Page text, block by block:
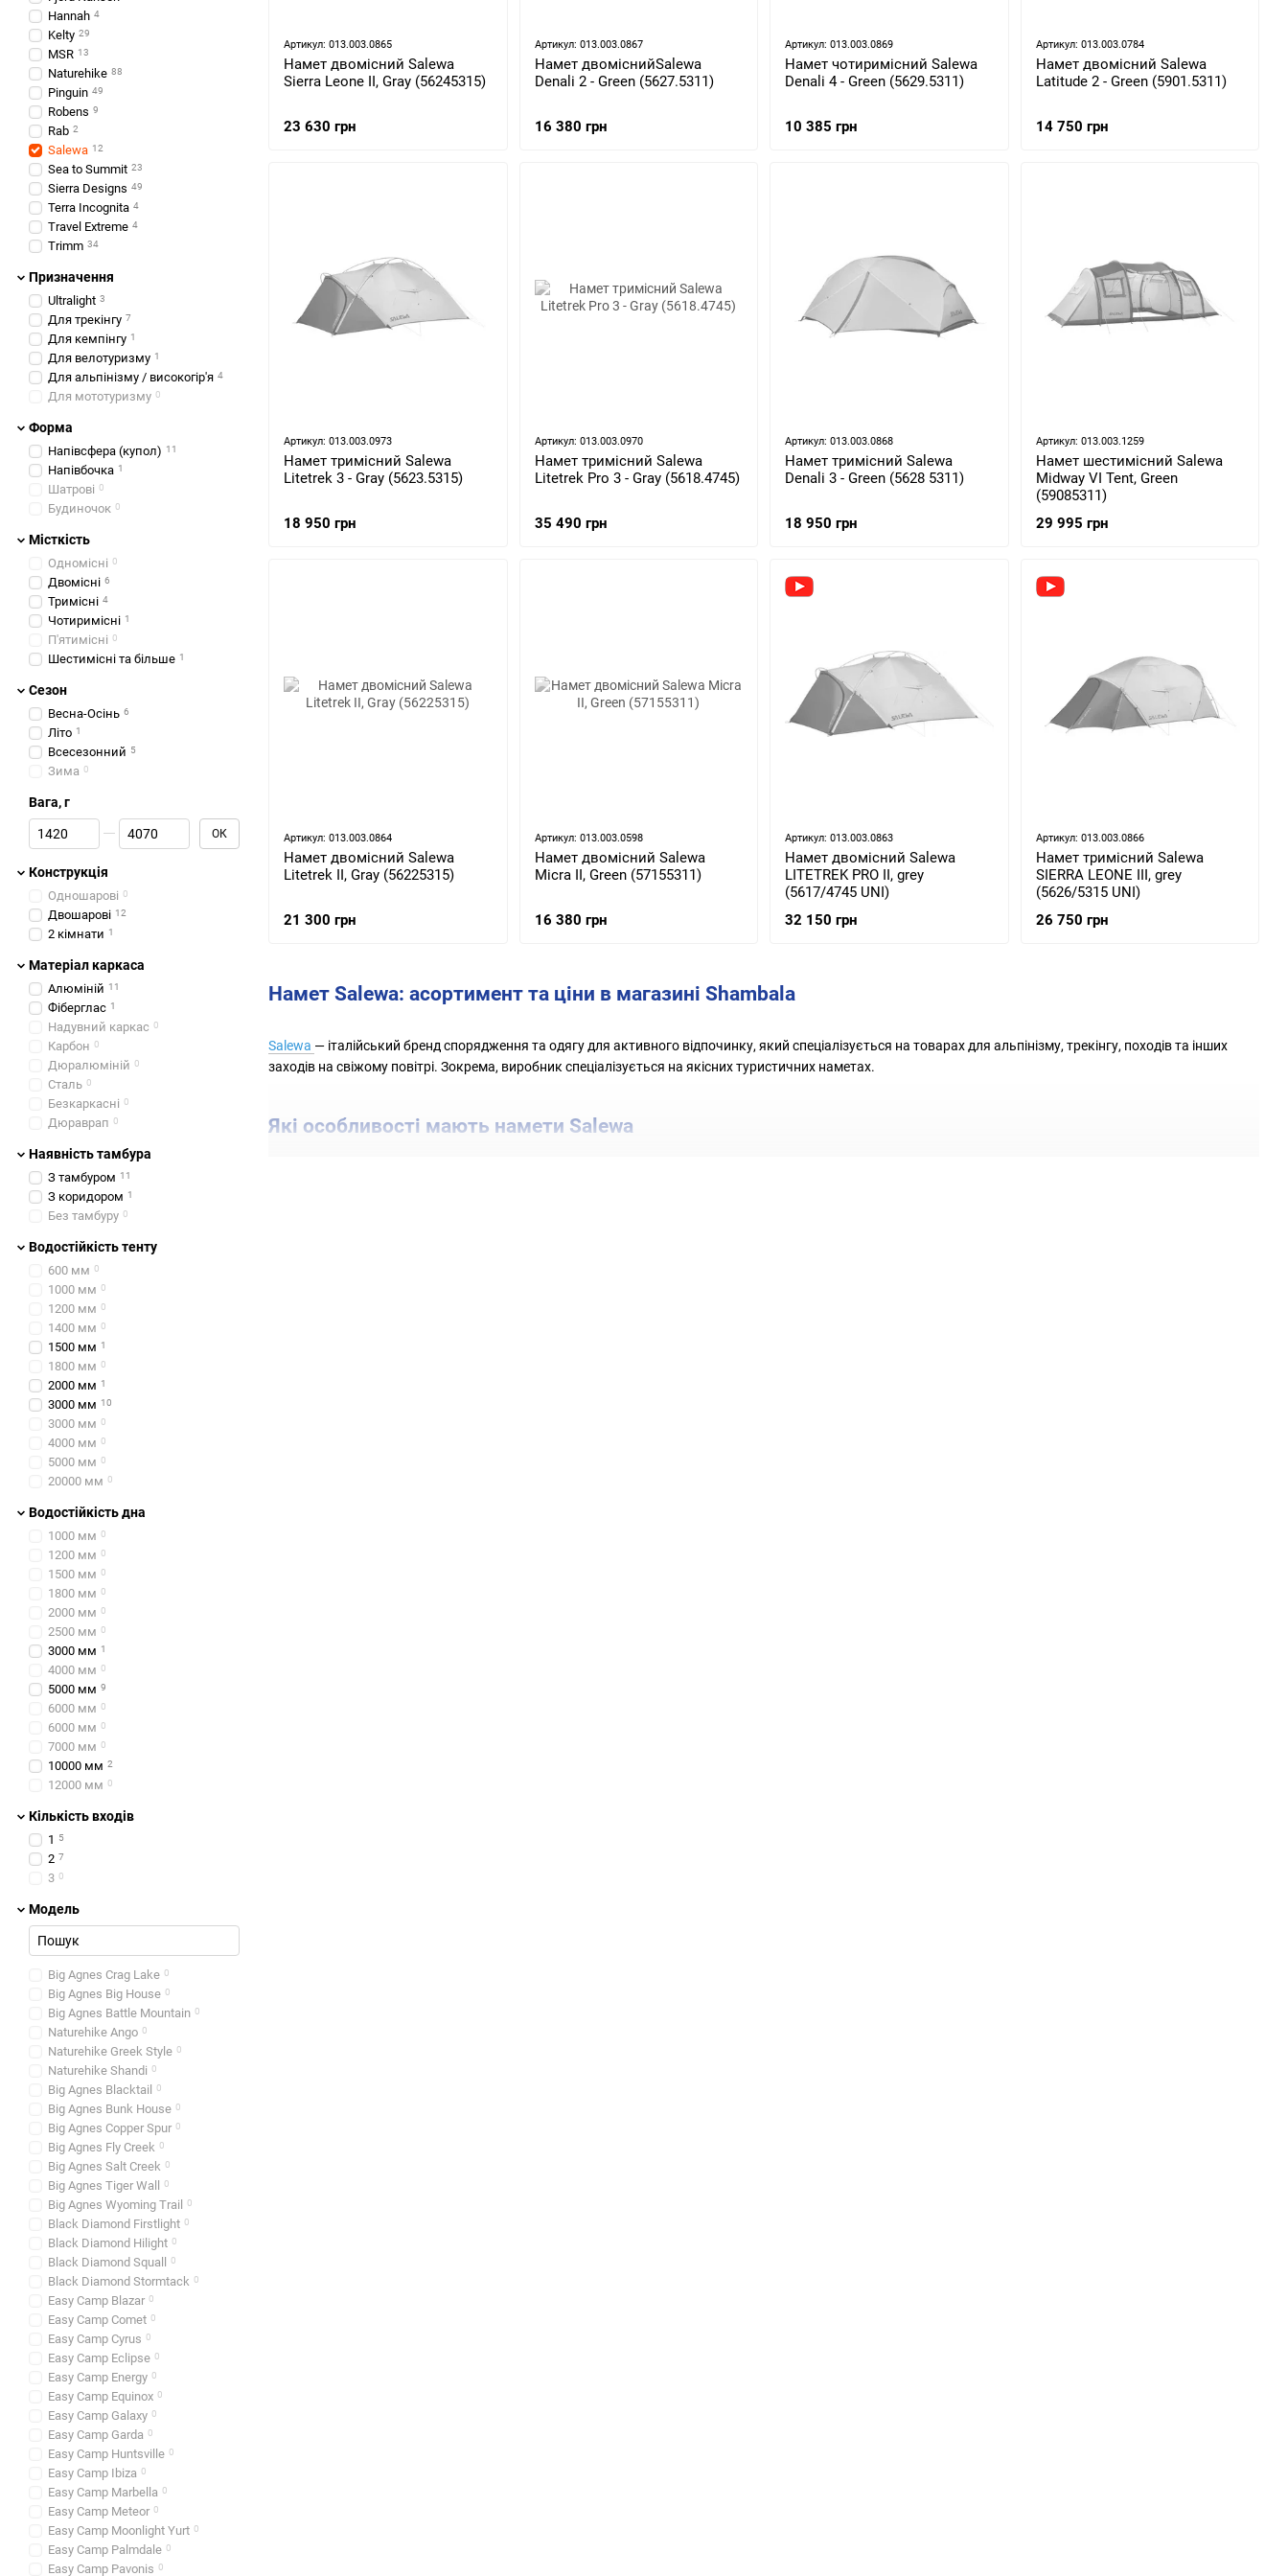
Намет Salewa: асортимент та ціни в магазині Shambala
Salewa — італійський бренд спорядження та одягу для активного відпочинку, який спеціалізується на товарах для альпінізму, трекінгу, походів та інших
заходів на свіжому повітрі. Зокрема, виробник спеціалізується на якісних туристичних наметах.
Які особливості мають намети Salewa
Артикул: 013.003.0865
Намет двомісний Salewa
Sierra Leone II, Gray (56245315)
23 630 грн
Артикул: 013.003.0867
Намет двоміснийSalewa
Denali 2 - Green (5627.5311)
16 380 грн
Артикул: 013.003.0869
Намет чотиримісний Salewa
Denali 4 - Green (5629.5311)
10 385 грн
Артикул: 013.003.0784
Намет двомісний Salewa
Latitude 2 - Green (5901.5311)
14 750 грн
Артикул: 013.003.0973
Намет тримісний Salewa
Litetrek 3 - Gray (5623.5315)
18 950 грн
Артикул: 013.003.0970
Намет тримісний Salewa
Litetrek Pro 3 - Gray (5618.4745)
35 490 грн
Артикул: 013.003.0868
Намет тримісний Salewa
Denali 3 - Green (5628 5311)
18 950 грн
Артикул: 013.003.1259
Намет шестимісний Salewa
Midway VI Tent, Green
(59085311)
29 995 грн
Артикул: 013.003.0864
Намет двомісний Salewa
Litetrek II, Gray (56225315)
21 300 грн
Артикул: 013.003.0598
Намет двомісний Salewa
Micra II, Green (57155311)
16 380 грн
Артикул: 013.003.0863
Намет двомісний Salewa
LITETREK PRO II, grey
(5617/4745 UNI)
32 150 грн
Артикул: 013.003.0866
Намет тримісний Salewa
SIERRA LEONE III, grey
(5626/5315 UNI)
26 750 грн
Hannah 4
Kelty 29
MSR 13
Naturehike 88
Pinguin 49
Robens 9
Rab 2
Salewa 12
Sea to Summit 23
Sierra Designs 49
Terra Incognita 4
Travel Extreme 4
Trimm 34
Призначення
Ultralight 3
Для трекінгу 7
Для кемпінгу 1
Для велотуризму 1
Для альпінізму / високогір'я 4
Для мототуризму 0
Форма
Напівсфера (купол) 11
Напівбочка 1
Шатрові 0
Будиночок 0
Місткість
Одномісні 0
Двомісні 6
Тримісні 4
Чотиримісні 1
П'ятимісні 0
Шестимісні та більше 1
Сезон
Весна-Осінь 6
Літо 1
Всесезонний 5
Зима 0
Вага, г
Від Вага, г
До Вага, г ОК
Конструкція
Одношарові 0
Двошарові 12
2 кімнати 1
Матеріал каркаса
Алюміній 11
Фіберглас 1
Надувний каркас 0
Карбон 0
Дюралюміній 0
Сталь 0
Безкаркасні 0
Дюраврап 0
Наявність тамбура
З тамбуром 11
З коридором 1
Без тамбуру 0
Водостійкість тенту
600 мм 0
1000 мм 0
1200 мм 0
1400 мм 0
1500 мм 1
1800 мм 0
2000 мм 1
3000 мм 10
3000 мм 0
4000 мм 0
5000 мм 0
20000 мм 0
Водостійкість дна
1000 мм 0
1200 мм 0
1500 мм 0
1800 мм 0
2000 мм 0
2500 мм 0
3000 мм 1
4000 мм 0
5000 мм 9
6000 мм 0
6000 мм 0
7000 мм 0
10000 мм 2
12000 мм 0
Кількість входів
1 5
2 7
3 0
Модель
Big Agnes Crag Lake 0
Big Agnes Big House 0
Big Agnes Battle Mountain 0
Naturehike Ango 0
Naturehike Greek Style 0
Naturehike Shandi 0
Big Agnes Blacktail 0
Big Agnes Bunk House 0
Big Agnes Copper Spur 0
Big Agnes Fly Creek 0
Big Agnes Salt Creek 0
Big Agnes Tiger Wall 0
Big Agnes Wyoming Trail 0
Black Diamond Firstlight 0
Black Diamond Hilight 0
Black Diamond Squall 0
Black Diamond Stormtack 0
Easy Camp Blazar 0
Easy Camp Comet 0
Easy Camp Cyrus 0
Easy Camp Eclipse 0
Easy Camp Energy 0
Easy Camp Equinox 0
Easy Camp Galaxy 0
Easy Camp Garda 0
Easy Camp Huntsville 0
Easy Camp Ibiza 0
Easy Camp Marbella 0
Easy Camp Meteor 0
Easy Camp Moonlight Yurt 0
Easy Camp Palmdale 0
Easy Camp Pavonis 0